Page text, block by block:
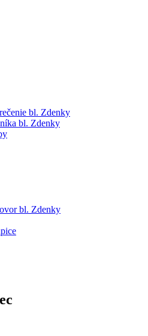
bl. Zdenky
bl. Zdenky
bl. Zdenky